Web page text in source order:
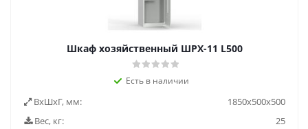
Шкаф хозяйственный ШРХ-11 L500
Есть в наличии
ВxШxГ, мм:
1850х500х500
Вес, кг:
25